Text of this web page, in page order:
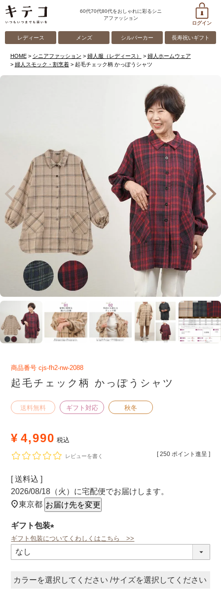
60代70代80代をおしゃれに彩るシニ
アファッション
ログイン
レディース メンズ シルバーカー 長寿祝いギフト
HOME シニアファッション 婦人服（レディース）
婦人ホームウェア
婦人スモック・割烹着
起毛チェック柄 かっぽうシャツ
商品番号 cjs-fh2-nw-2088
起毛チェック柄 かっぽうシャツ
送料無料 ギフト対応 秋冬
¥ 4,990 税込
[ 250 ポイント進呈 ]
レビューを書く
送料込
2026/08/18（火） に宅配便でお届けします。
東京都 お届け先を変更
ギフト包装
(必
ギフト包装についてくわしくはこちら >>
カラー サイズ